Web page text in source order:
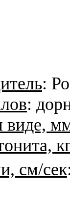
:
:
виде,
см/сек